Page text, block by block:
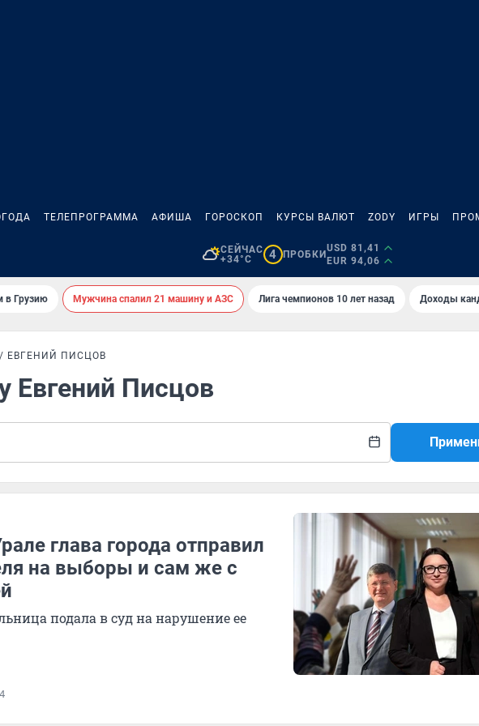
ТЕЛЕПРОГРАММА АФИША ГОРОСКОП КУРСЫ ВАЛЮТ ZODY ИГРЫ
СЕЙЧАС
+34°C
4 ПРОБКИ
USD 81,41
EUR 94,06
в Грузию Мужчина спалил 21 машину и АЗС Лига чемпионов 10 лет назад Доходы
ЕВГЕНИЙ ПИСЦОВ
Евгений Писцов
глава города отправил
на выборы и сам же с
подала в суд на нарушение ее
4